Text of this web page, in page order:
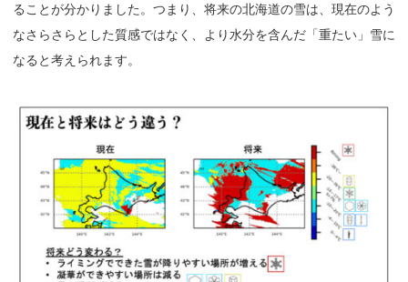
ることが分かりました。つまり、将来の北海道の雪は、現在のよう
なさらさらとした質感ではなく、より水分を含んだ「重たい」雪に
なると考えられます。